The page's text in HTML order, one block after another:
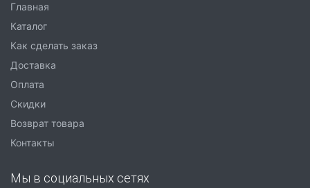
Главная
Каталог
Как сделать заказ
Доставка
Оплата
Скидки
Возврат товара
Контакты
Мы в социальных сетях